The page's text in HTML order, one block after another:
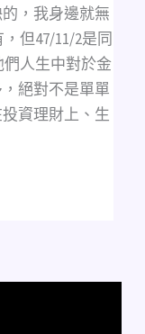
，我身邊就無
但47/11/2是同
人生中對於金
絕對不是單單
資理財上、生